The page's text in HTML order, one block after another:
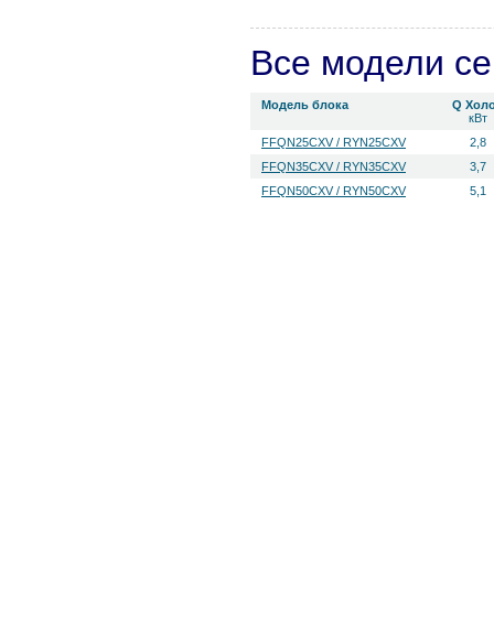
Все модели
Модель блока
Q
кВт
FFQN25CXV / RYN25CXV
2,8
FFQN35CXV / RYN35CXV
3,7
FFQN50CXV / RYN50CXV
5,1